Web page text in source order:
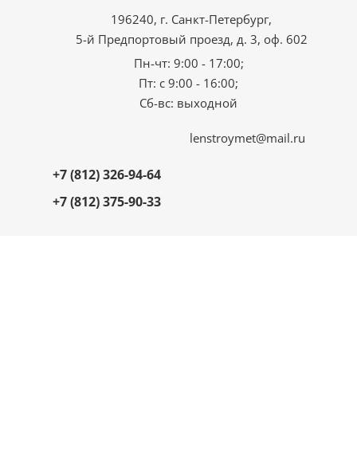
196240, г. Санкт-Петербург,
5-й Предпортовый проезд, д. 3, оф. 602
Пн-чт: 9:00 - 17:00;
Пт: с 9:00 - 16:00;
Сб-вс: выходной
+7 (812) 326-94-64
+7 (812) 375-90-33
lenstroymet@mail.ru